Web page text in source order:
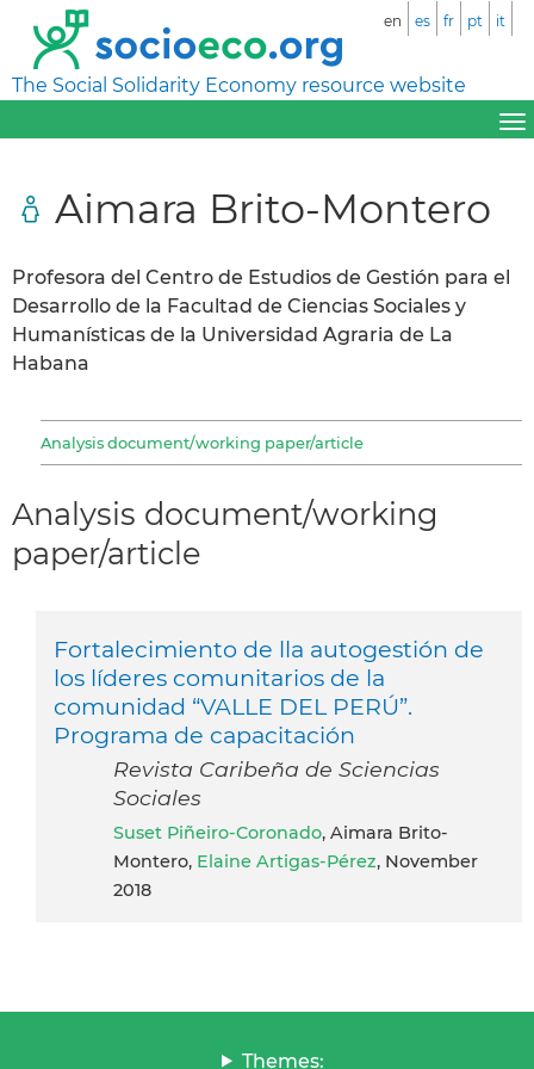
The Social Solidarity Economy resource website
en es fr pt it
Aimara Brito-Montero
Profesora del Centro de Estudios de Gestión para el
Desarrollo de la Facultad de Ciencias Sociales y
Humanísticas de la Universidad Agraria de La
Habana
Analysis document/working paper/article
Analysis document/working
paper/article
Fortalecimiento de lla autogestión de
los líderes comunitarios de la
comunidad “VALLE DEL PERÚ”.
Programa de capacitación
Revista Caribeña de Sciencias
Sociales
Suset Piñeiro-Coronado, Aimara Brito-
Montero, Elaine Artigas-Pérez, November
2018
Themes: